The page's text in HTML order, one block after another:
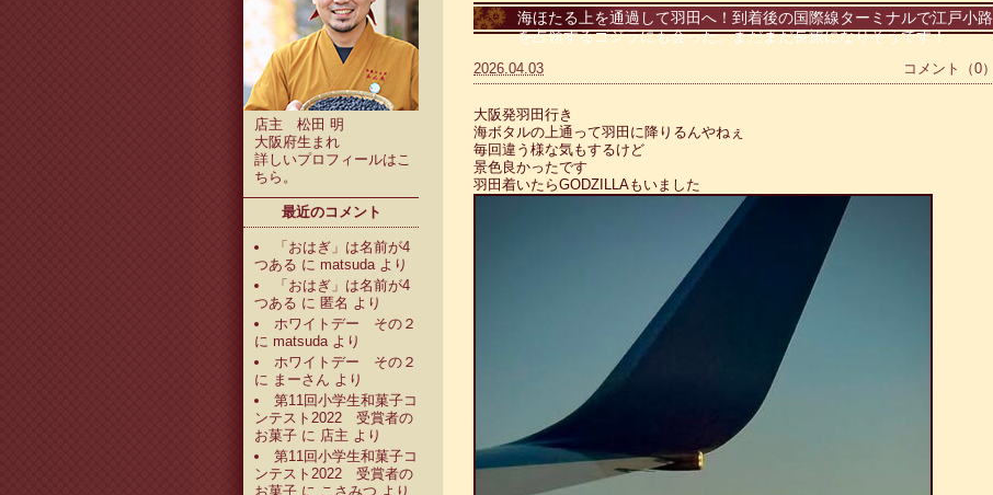
店主 松田 明
大阪府生まれ
詳しいプロフィールはこ
ちら 。
最近のコメント
「おはぎ」は名前が4
つある に matsudaより
「おはぎ」は名前が4
つある に 匿名 より
ホワイトデー その２
に matsudaより
ホワイトデー その２
に まーさん より
第11回小学生和菓子コ
ンテスト2022 受賞者の
お菓子 に 店主 より
第11回小学生和菓子コ
ンテスト2022 受賞者の
お菓子 に こさみつ より
海ほたる上を通過して羽田へ！到着後の国際線ターミナルで江戸小路
を占領するゴジラにも会った。まだまだ長旅になりそうです！
コメント（0）
2026.04.03
大阪発羽田行き
海ボタルの上通って羽田に降りるんやねぇ
毎回違う様な気もするけど
景色良かったです
羽田着いたらGODZILLAもいました